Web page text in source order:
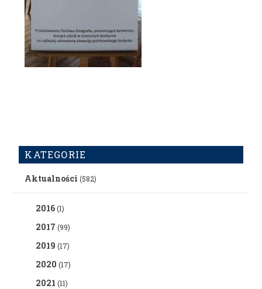
KATEGORIE
Aktualności (582)
2016(1)
2017 (99)
2019 (17)
2020 (17)
2021 (11)